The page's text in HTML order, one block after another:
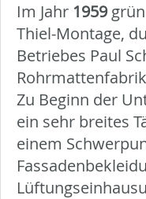
Im Jahr 1959
Thiel-Montage,
Betriebes Paul
Zu Beginn der
ein sehr breites
einem